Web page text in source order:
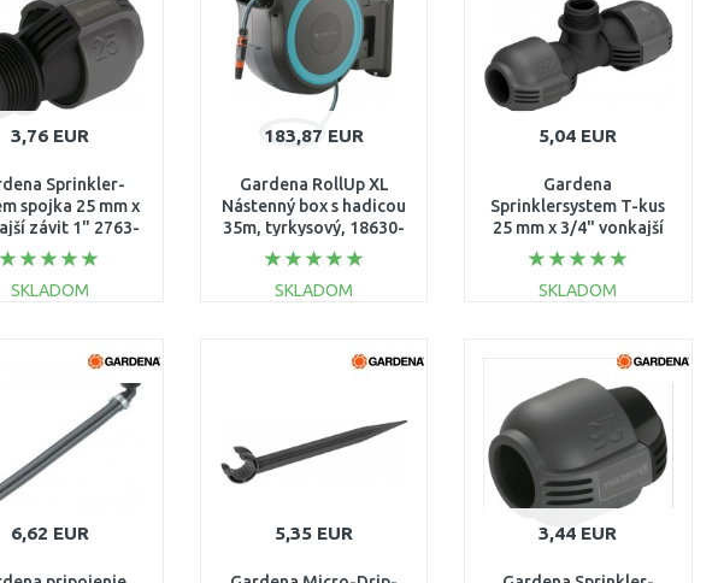
3,76 EUR
Sprinkler-
spojka 25 mm x
závit 1" 2763-
20
SKLADOM
183,87 EUR
Gardena RollUp XL
Nástenný box s hadicou
35m, tyrkysový, 18630-
20
SKLADOM
5,04 EUR
Gardena
Sprinklersystem T-kus
25 mm x 3/4" vonkajší
závit , 2787-20
SKLADOM
Porovnať
6,62 EUR 5,35 EUR 3,44 EUR